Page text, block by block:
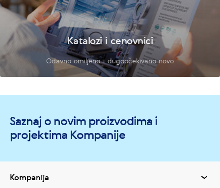
Katalozi i cenovnici
Odavno omiljeno i dugoočekivano novo
Saznaj o novim proizvodima i
projektima Kompanije
Kompanija